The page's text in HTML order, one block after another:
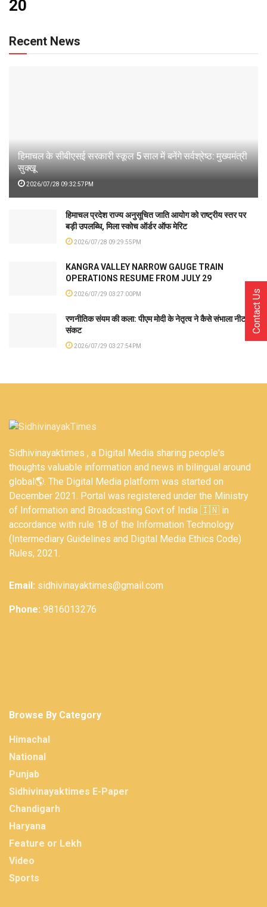
20
Recent News
हिमाचल के सीबीएसई सरकारी स्कूल 5 साल में बनेंगे सर्वश्रेष्ठ: मुख्यमंत्री
सुक्खू
2026/07/28 09:32:57PM
हिमाचल प्रदेश राज्य अनुसूचित जाति आयोग को राष्ट्रीय स्तर पर
बड़ी उपलब्धि, मिला स्कोच ऑर्डर ऑफ मेरिट
2026/07/28 09:29:55PM
KANGRA VALLEY NARROW GAUGE TRAIN
OPERATIONS RESUME FROM JULY 29
2026/07/29 03:27:00PM
रणनीतिक संयम की कला: पीएम मोदी के नेतृत्व ने कैसे संभाला नीट
संकट
2026/07/29 03:27:54PM
Sidhivinayaktimes , a Digital Media sharing people's
thoughts valuable information and news in bilingual around
global🌎. The Digital Media platform was started on
December 2021. Portal was registered under the Ministry
of Information and Broadcasting Govt of India 🇮🇳 in
accordance with rule 18 of the Information Technology
(Intermediary Guidelines and Digital Media Ethics Code)
Rules, 2021.
Email: sidhivinayaktimes@gmail.com
Phone: 9816013276
Browse By Category
Himachal
National
Punjab
Sidhivinayaktimes E-Paper
Chandigarh
Haryana
Feature or Lekh
Video
Sports
Contact Us